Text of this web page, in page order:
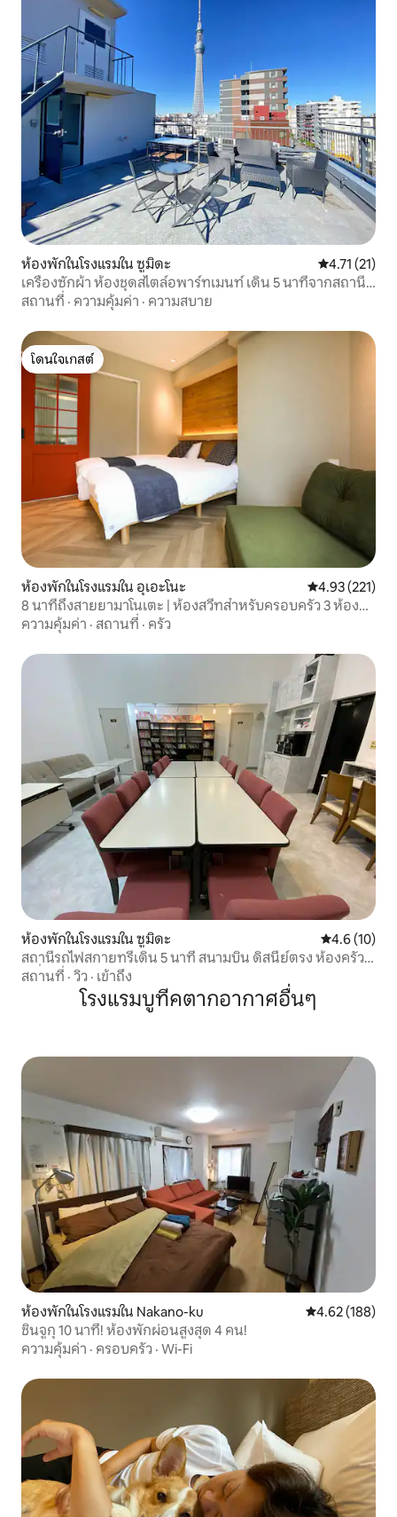
ห้องพักในโรงแรมใน ซูมิดะ คะแนนเฉลี่ย
4.71 (21)
เครื่องซักผ้า ห้องชุดสไตล์อพาร์ทเมนท์ เดิน 5 นาทีจากสถานี
สกายทรี สายตรงจากสนามบิน ห้องครัว ใกล้อิซากายะ Amin
สถานที่ · ความคุ้มค่า · ความสบาย
โดนใจเกสต์
โดนใจเกสต์
ห้องพักในโรงแรมใน อุเอะโนะ คะแนนเฉลี่ย
4.93 (221)
8 นาทีถึงสายยามาโนเตะ | ห้องสวีทสำหรับครอบครัว 3 ห้อง
นอน | 49 ตร.ม.
ความคุ้มค่า · สถานที่ · ครัว
ห้องพักในโรงแรมใน ซูมิดะ คะแนนเฉลี่ย
4.6 (10)
สถานีรถไฟสกายทรีเดิน 5 นาที สนามบิน ดิสนีย์ตรง ห้องครัว
เครื่องซักผ้า Wi-Fi ลิฟท์ Amin Hotel
สถานที่ · วิว · เข้าถึง
โรงแรมบูทีคตากอากาศอื่นๆ
ห้องพักในโรงแรมใน Nakano-ku คะแนนเฉลี่ย
4.62 (188)
ชินจูกุ 10 นาที! ห้องพักผ่อนสูงสุด 4 คน!
ความคุ้มค่า · ครอบครัว · Wi-Fi